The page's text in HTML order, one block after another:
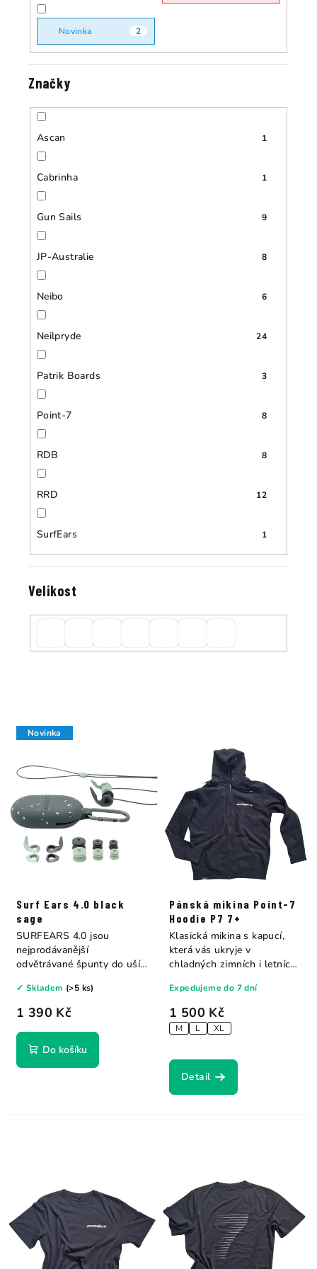
ů
Novinka 2
Značky
Ascan 1
Cabrinha 1
Gun Sails 9
JP-Australie 8
Neibo 6
Neilpryde 24
Patrik Boards 3
Point-7 8
RDB 8
RRD 12
SurfEars 1
Velikost
Novinka
Surf Ears 4.0 black
sage
1 390 Kč
✓ Skladem (>5 ks)
Do košíku
SURFEARS 4.0 jsou
nejprodávanější
odvětrávané špunty do uší
Pánská mikina Point-7
Hoodie P7 7+
1 500 Kč
M L XL
Expedujeme do 7 dní
Detail
Klasická mikina s kapucí,
která vás ukryje v
chladných zimních i letních